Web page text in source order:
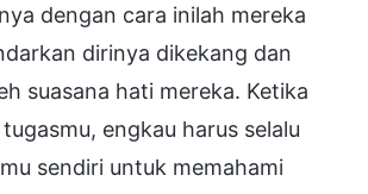
dengan cara inilah mereka
dirinya dikekang dan
suasana hati mereka. Ketika
engkau harus selalu
sendiri untuk memahami